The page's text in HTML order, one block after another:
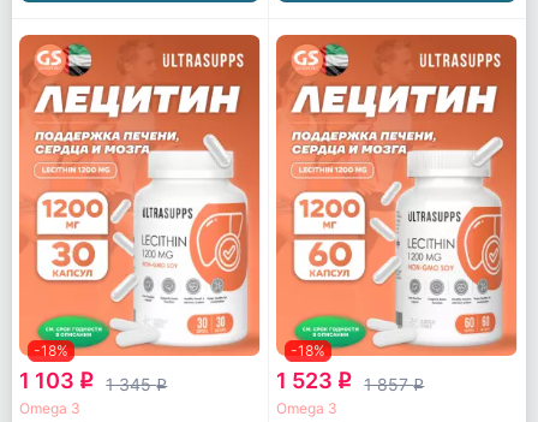
-18%
1 103 q 1 345q
Omega 3
-18%
1 523 q 1 857q
Omega 3